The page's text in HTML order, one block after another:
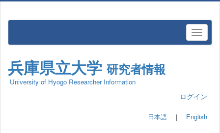
兵庫県立大学 研究者情報
University of Hyogo Researcher Information
ログイン
日本語 ｜ English